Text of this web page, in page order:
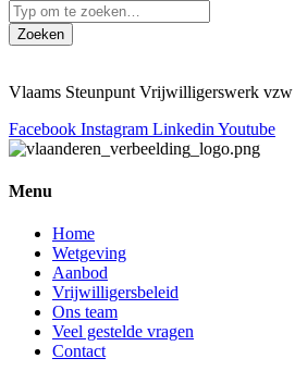
Zoeken
Vlaams Steunpunt Vrijwilligerswerk vzw
Facebook Instagram Linkedin Youtube
Menu
Home
Wetgeving
Aanbod
Vrijwilligersbeleid
Ons team
Veel gestelde vragen
Contact